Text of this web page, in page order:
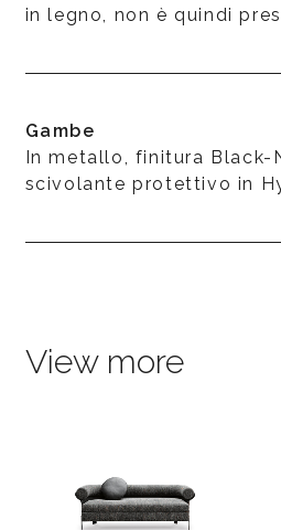
in legno, non è quindi
Gambe
In metallo, finitura Black-
scivolante protettivo in
View more